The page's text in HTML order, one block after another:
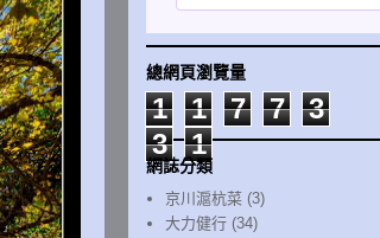
總網頁瀏覽量
1 1 7 7
3
3
1
網誌分類
京川滬杭菜 (3)
大力健行 (34)